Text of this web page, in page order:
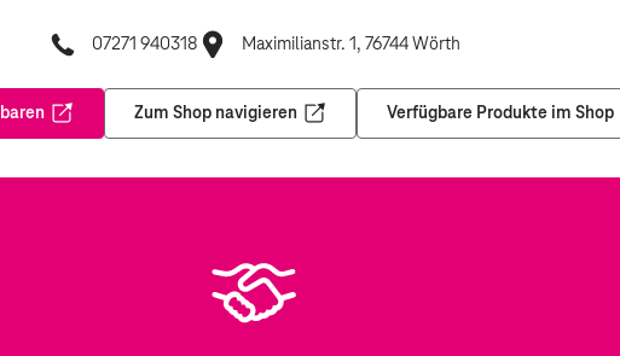
07271 940318 Maximilianstr. 1, 76744 Wörth
in einem neuen Tab
Zum Shop navigieren
Öffnet in einem neuen Tab
Verfügbare Produkte im Shop